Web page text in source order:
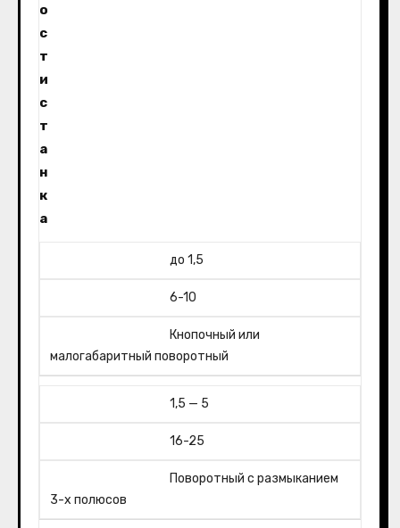
о
с
т
и
с
т
а
н
к
а
до 1,5
6-10
Кнопочный или
малогабаритный поворотный
1,5 — 5
16-25
Поворотный с размыканием
3-х полюсов